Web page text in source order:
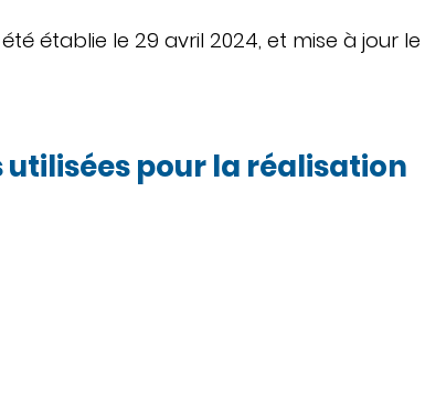
établie le 29 avril 2024, et mise à jour
utilisées pour la réalisation